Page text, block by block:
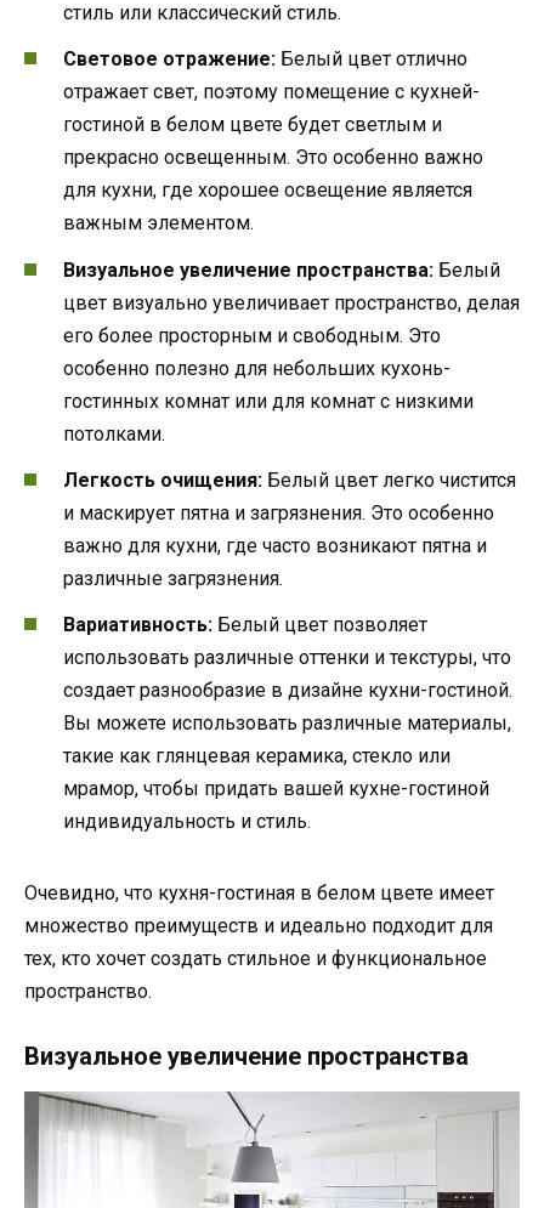
стиль или классический стиль.
Световое отражение: Белый цвет отлично
отражает свет, поэтому помещение с кухней-
гостиной в белом цвете будет светлым и
прекрасно освещенным. Это особенно важно
для кухни, где хорошее освещение является
важным элементом.
Визуальное увеличение пространства: Белый
цвет визуально увеличивает пространство, делая
его более просторным и свободным. Это
особенно полезно для небольших кухонь-
гостинных комнат или для комнат с низкими
потолками.
Легкость очищения: Белый цвет легко чистится
и маскирует пятна и загрязнения. Это особенно
важно для кухни, где часто возникают пятна и
различные загрязнения.
Вариативность: Белый цвет позволяет
использовать различные оттенки и текстуры, что
создает разнообразие в дизайне кухни-гостиной.
Вы можете использовать различные материалы,
такие как глянцевая керамика, стекло или
мрамор, чтобы придать вашей кухне-гостиной
индивидуальность и стиль.
Очевидно, что кухня-гостиная в белом цвете имеет
множество преимуществ и идеально подходит для
тех, кто хочет создать стильное и функциональное
пространство.
Визуальное увеличение пространства